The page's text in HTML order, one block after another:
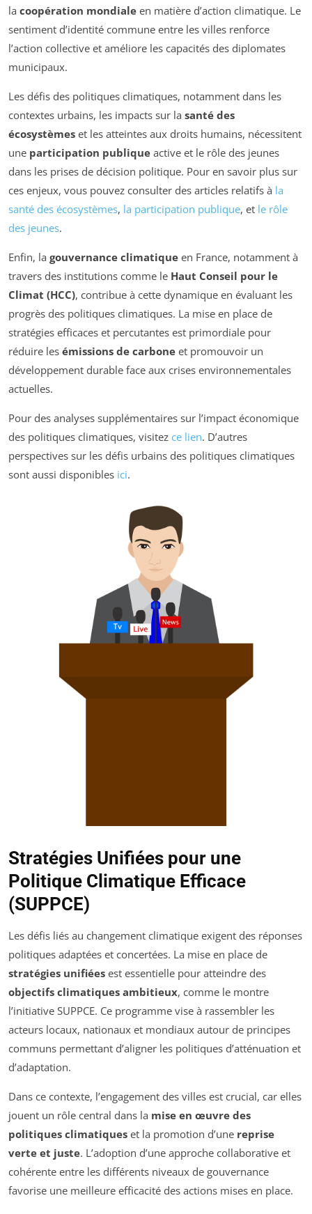
la coopération mondiale en matière d’action climatique. Le
sentiment d’identité commune entre les villes renforce
l’action collective et améliore les capacités des diplomates
municipaux.
Les défis des politiques climatiques, notamment dans les
contextes urbains, les impacts sur la santé des
écosystèmes et les atteintes aux droits humains, nécessitent
une participation publique active et le rôle des jeunes
dans les prises de décision politique. Pour en savoir plus sur
ces enjeux, vous pouvez consulter des articles relatifs à la
santé des écosystèmes, la participation publique, et le rôle
des jeunes.
Enfin, la gouvernance climatique en France, notamment à
travers des institutions comme le Haut Conseil pour le
Climat (HCC), contribue à cette dynamique en évaluant les
progrès des politiques climatiques. La mise en place de
stratégies efficaces et percutantes est primordiale pour
réduire les émissions de carbone et promouvoir un
développement durable face aux crises environnementales
actuelles.
Pour des analyses supplémentaires sur l’impact économique
des politiques climatiques, visitez ce lien. D’autres
perspectives sur les défis urbains des politiques climatiques
sont aussi disponibles ici.
Stratégies Unifiées pour une
Politique Climatique Efficace
(SUPPCE)
Les défis liés au changement climatique exigent des réponses
politiques adaptées et concertées. La mise en place de
stratégies unifiées est essentielle pour atteindre des
objectifs climatiques ambitieux, comme le montre
l’initiative SUPPCE. Ce programme vise à rassembler les
acteurs locaux, nationaux et mondiaux autour de principes
communs permettant d’aligner les politiques d’atténuation et
d’adaptation.
Dans ce contexte, l’engagement des villes est crucial, car elles
jouent un rôle central dans la mise en œuvre des
politiques climatiques et la promotion d’une reprise
verte et juste. L’adoption d’une approche collaborative et
cohérente entre les différents niveaux de gouvernance
favorise une meilleure efficacité des actions mises en place.